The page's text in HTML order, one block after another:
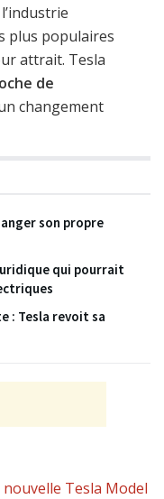
plus populaires
attrait. Tesla
de
changement
son propre
qui pourrait
: Tesla revoit sa
nouvelle Tesla Model